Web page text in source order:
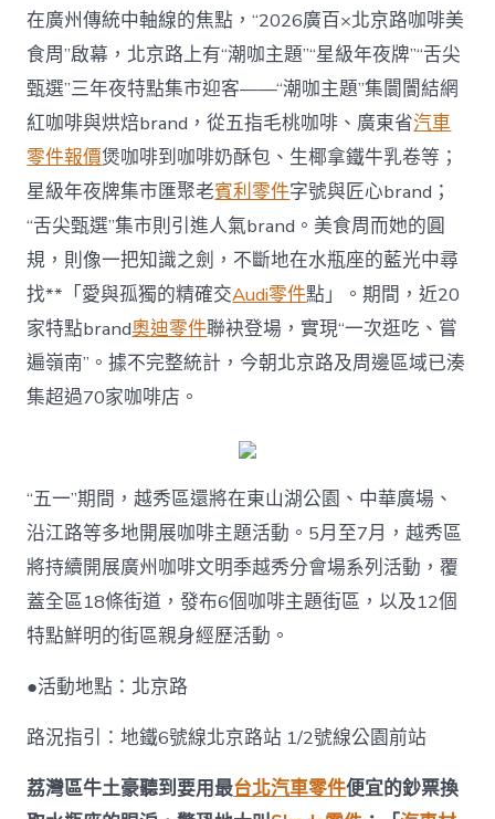
價
等
你
來〉
中
在廣州傳統中軸線的焦點，“2026廣百×北京路咖啡美
食周”啟幕，北京路上有“潮咖主題”“星級年夜牌”“舌尖
甄選”三年夜特點集市迎客——“潮咖主題”集闤闠結網
紅咖啡與烘焙brand，從五指毛桃咖啡、廣東省汽車
零件報價煲咖啡到咖啡奶酥包、生椰拿鐵牛乳卷等；
星級年夜牌集市匯聚老賓利零件字號與匠心brand；
“舌尖甄選”集市則引進人氣brand。美食周而她的圓
規，則像一把知識之劍，不斷地在水瓶座的藍光中尋
找**「愛與孤獨的精確交Audi零件點」。期間，近20
家特點brand奧迪零件聯袂登場，實現“一次逛吃、嘗
遍嶺南”。據不完整統計，今朝北京路及周邊區域已湊
集超過70家咖啡店。
“五一”期間，越秀區還將在東山湖公園、中華廣場、
沿江路等多地開展咖啡主題活動。5月至7月，越秀區
將持續開展廣州咖啡文明季越秀分會場系列活動，覆
蓋全區18條街道，發布6個咖啡主題街區，以及12個
特點鮮明的街區親身經歷活動。
●活動地點：北京路
路況指引：地鐵6號線北京路站 1/2號線公園前站
荔灣區牛土豪聽到要用最台北汽車零件便宜的鈔票換